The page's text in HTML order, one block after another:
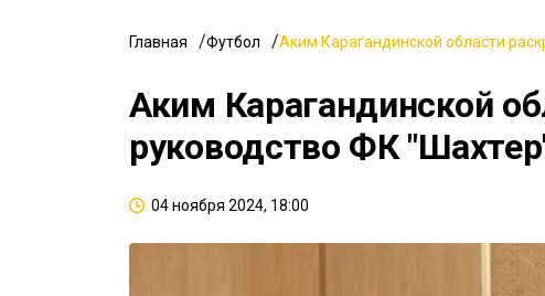
Главная Футбол Аким Карагандинской области
Аким Карагандинской
руководство ФК
04 ноября 2024, 18:00